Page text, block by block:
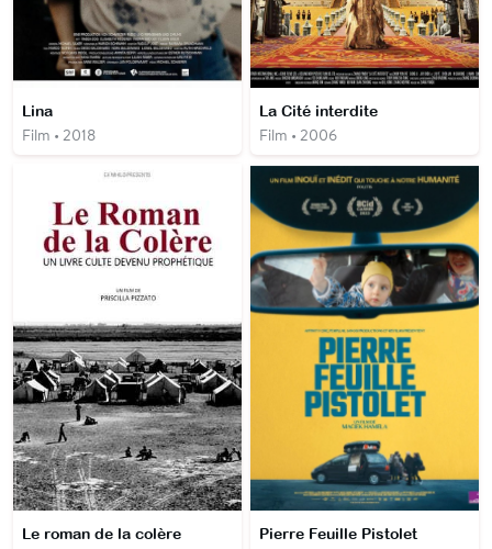
Lina
Film • 2018
La Cité interdite
Film • 2006
Le roman de la colère Pierre Feuille Pistolet